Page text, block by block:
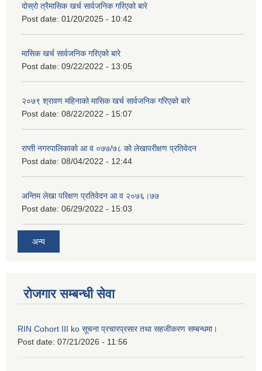
दोस्रो त्रैमासिक खर्च सार्वजनिक गरिएको बारे
Post date: 01/20/2025 - 10:42
मासिक खर्च सार्वजनिक गरिएको बारे
Post date: 09/22/2022 - 13:05
२०७९ श्रावण महिनाको मासिक खर्च सार्वजनिक गरिएको बारे
Post date: 08/22/2022 - 15:07
राप्ती नगरपालिकाको आ व ०७७/७८ को लेखापरीक्षण प्रतिवेदन
Post date: 08/04/2022 - 12:44
अन्तिम लेखा परिक्षण प्रतिवेदन आ व २०७६।७७
Post date: 06/29/2022 - 15:03
अन्य
रोजगार सम्बन्धी सेवा
RIN Cohort III ko सूचना प्रचारप्रसार तथा सहजीकरण सम्बन्धमा।
Post date: 07/21/2026 - 11:56